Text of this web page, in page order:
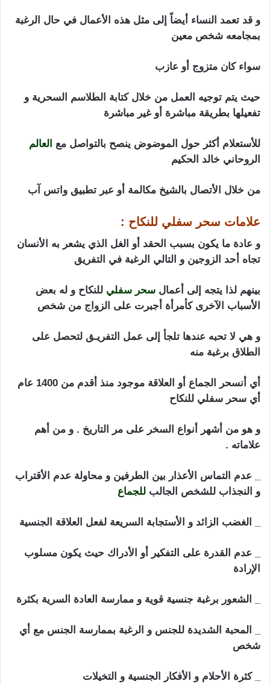
و قد تعمد النساء أيضاً إلى مثل هذه الأعمال في حال الرغبة
بمجامعه شخص معين
سواء كان متزوج أو عازب
حيث يتم توجيه العمل من خلال كتابة الطلاسم السحرية و
تفعيلها بطريقة مباشرة أو غير مباشرة
للأستعلام أكثر حول الموضوض ينصح بالتواصل مع العالم
الروحاني خالد الحكيم
من خلال الأتصال بالشيخ مكالمة أو عبر تطبيق واتس آب
علامات سحر سفلي للنكاح :
و عادة ما يكون بسبب الحقد أو الغل الذي يشعر به الأنسان
تجاه أحد الزوجين و التالي الرغبة في التفريق
بينهم لذا يتجه إلى أعمال سحر سفلي للنكاح و له بعض
الأسباب الآخرى كأمرأة أجبرت على الزواج من شخص
و هي لا تحبه عندها تلجأ إلى عمل التفريـق لتحصل على
الطلاق برغبة منه
أي أنسحر الجماع أو العلاقة موجود منذ أقدم من 1400 عام
أي سحر سفلي للنكاح
و هو من أشهر أنواع السخر على مر التاريخ . و من أهم
علاماته .
_ عدم التماس الأعذار بين الطرفين و محاولة عدم الأقتراب
و النجذاب للشخص الجالب للجماع
_ الغضب الزائد و الأستجابة السريعة لفعل العلاقة الجنسية
_ عدم القدرة على التفكير أو الأدراك حيث يكون مسلوب
الإرادة
_ الشعور برغبة جنسية قوية و ممارسة العادة السرية بكثرة
_ المحبة الشديدة للجنس و الرغبة بممارسة الجنس مع أي
شخص
_ كثرة الأحلام و الأفكار الجنسية و التخيلات